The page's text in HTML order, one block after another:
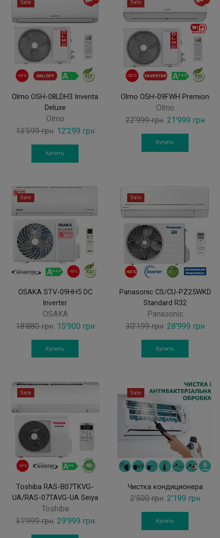
Sale
Olmo OSH-08LDH3 Inventa
Deluxe
Olmo
13'599грн Original
price
was:
13'599 грн.
12'299 грнCurrent
Купить
Sale
Olmo OSH-09FWH Premion
Olmo
22'999грн Original
price
was:
22'999 грн.
21'999 грн
Купить
Sale
OSAKA STV-09HH5 DC
Inverter
OSAKA
18'880грн Original
was:
15'900 грнCurrent
Купить
Sale
Panasonic CS/CU-PZ25WKD
Standard R32
Panasonic
30'199грн Original
was:
28'999 грн
Купить
Sale
Toshiba RAS-B07TKVG-
UA/RAS-07TAVG-UA Seiya
Toshiba
31'999грн Original
price
29'999 грнCurrent
Sale
Чистка кондиционера
2'500грн Original
price
was:
2'199 грн
Купить